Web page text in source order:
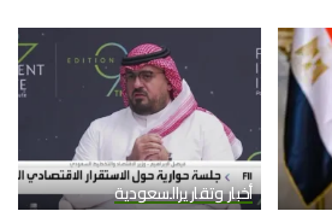
أخبار وتقاريرالسعودية